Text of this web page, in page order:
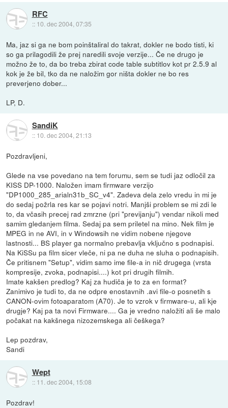
RFC
:: 10. dec 2004, 07:35
Ma, jaz si ga ne bom poinštaliral do takrat, dokler ne bodo tisti, ki
so ga prilagodili že prej naredili svoje verzije... Če ne drugo je
možno že to, da bo treba zbirat code table subtitlov kot pr 2.5.9 al
kok je že bil, tko da ne naložim gor ništa dokler ne bo res
preverjeno dober...
LP, D.
SandiK
:: 10. dec 2004, 21:13
Pozdravljeni,
Glede na vse povedano na tem forumu, sem se tudi jaz odločil za
KISS DP-1000. Naložen imam firmware verzijo
"DP1000_285_arialn31b_SC_v4". Zadeva dela zelo vredu in mi je
do sedaj požrla res kar se pojavi notri. Manjši problem se mi zdi le
to, da včasih precej rad zmrzne (pri "previjanju") vendar nikoli med
samim gledanjem filma. Sedaj pa sem priletel na mino. Nek film je
MPEG in ne AVI, in v Windowsih ne vidim nobene njegove
lastnosti... BS player ga normalno prebavlja vključno s podnapisi.
Na KiSSu pa film sicer vleče, ni pa ne duha ne sluha o podnapisih.
Če pritisnem "Setup", vidim samo ime file-a in nič drugega (vrsta
kompresije, zvoka, podnapisi....) kot pri drugih filmih.
Imate kakšen predlog? Kaj za hudiča je to za en format?
Zanimivo je tudi to, da ne odpre enostavnih .avi file-o posnetih s
CANON-ovim fotoaparatom (A70). Je to vzrok v firmware-u, ali kje
drugje? Kaj pa ta novi Firmware.... Ga je vredno naložiti ali še malo
počakat na kakšnega nizozemskega ali češkega?
Lep pozdrav,
Sandi
Wept
:: 11. dec 2004, 15:08
Pozdrav!